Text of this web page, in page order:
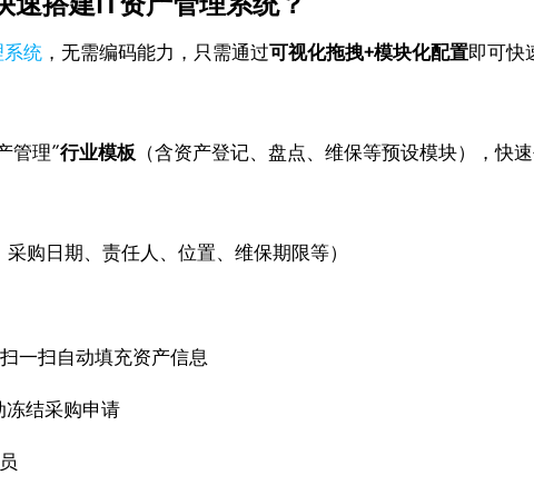
系统 ，无需编码能力，只需通过可视化拖拽+模块化配置即可快
管理”行业模板 （含资产登记、盘点、维保等预设模块），快
购日期、责任人、位置、维保期限等）
一扫自动填充资产信息
冻结采购申请